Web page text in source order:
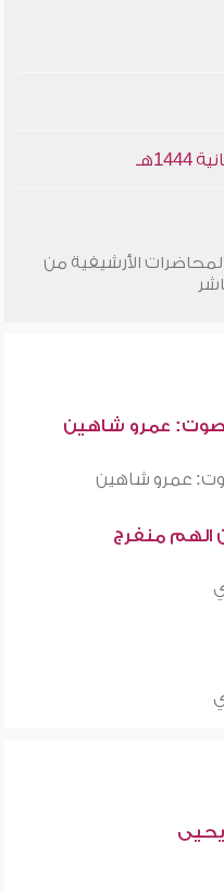
الأرشيفية من
عمرو شاهين
عمرو شاهين
الهم منفرج
يحيى